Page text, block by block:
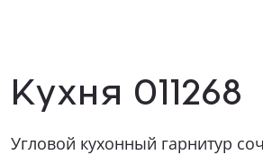
Кухня 011268
Угловой кухонный гарнитур